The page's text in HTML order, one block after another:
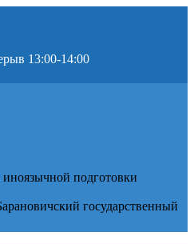
13:00-14:00
подготовки
государственный